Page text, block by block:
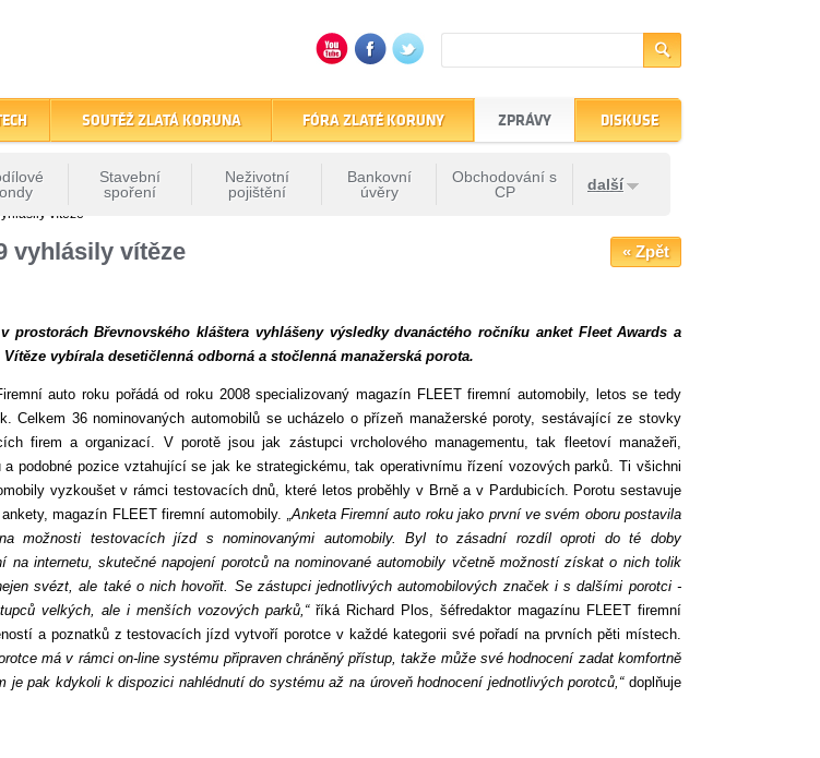
SOUTĚŽ ZLATÁ KORUNA FÓRA ZLATÉ KORUNY ZPRÁVY
Stavební
spoření
Neživotní
pojištění
Bankovní
úvěry
Obchodování s
CP
další
DISKUSE
vítěze
« Zpět
vyhlásily vítěze
prostorách Břevnovského kláštera vyhlášeny výsledky dvanáctého ročníku anket Fleet Awards a
vybírala desetičlenná odborná a stočlenná manažerská porota.
auto roku pořádá od roku 2008 specializovaný magazín FLEET firemní automobily, letos se tedy
Celkem 36 nominovaných automobilů se ucházelo o přízeň manažerské poroty, sestávající ze stovky
firem a organizací. V porotě jsou jak zástupci vrcholového managementu, tak fleetoví manažeři,
a podobné pozice vztahující se jak ke strategickému, tak operativnímu řízení vozových parků. Ti všichni
vyzkoušet v rámci testovacích dnů, které letos proběhly v Brně a v Pardubicích. Porotu sestavuje
magazín FLEET firemní automobily. „Anketa Firemní auto roku jako první ve svém oboru postavila
možnosti testovacích jízd s nominovanými automobily. Byl to zásadní rozdíl oproti do té doby
na internetu, skutečné napojení porotců na nominované automobily včetně možností získat o nich tolik
svézt, ale také o nich hovořit. Se zástupci jednotlivých automobilových značek i s dalšími porotci -
velkých, ale i menších vozových parků,“říká Richard Plos, šéfredaktor magazínu FLEET firemní
a poznatků z testovacích jízd vytvoří porotce v každé kategorii své pořadí na prvních pěti místech.
má v rámci on-line systému připraven chráněný přístup, takže může své hodnocení zadat komfortně
pak kdykoli k dispozici nahlédnutí do systému až na úroveň hodnocení jednotlivých porotců,“doplňuje